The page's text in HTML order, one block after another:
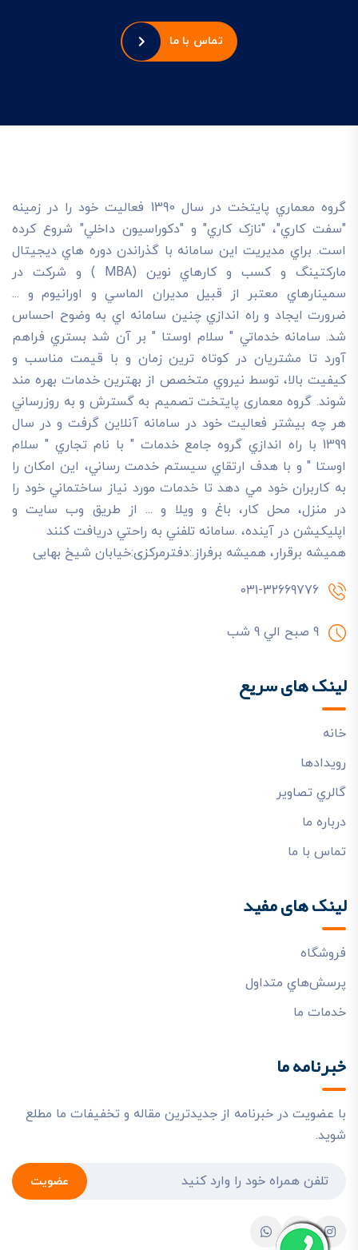
تماس با ما
گروه معماري پايتخت در سال 1390 فعاليت خود را در زمينه
"سفت کاري"، "نازک کاري" و "دکوراسيون داخلي" شروع کرده
است. براي مديريت اين سامانه با گذراندن دوره هاي ديجيتال
مارکتينگ و کسب و کارهاي نوين (MBA ) و شرکت در
سمينارهاي معتبر از قبيل مديران الماسي و اورانيوم و ...
ضرورت ايجاد و راه اندازي چنين سامانه اي به وضوح احساس
شد. سامانه خدماتي " سلام اوستا " بر آن شد بستري فراهم
آورد تا مشتريان در کوتاه ترين زمان و با قيمت مناسب و
کيفيت بالا، توسط نيروي متخصص از بهترين خدمات بهره مند
شوند. گروه معماری پایتخت تصميم به گسترش و به روزرساني
هر چه بيشتر فعاليت خود در سامانه آنلاين گرفت و در سال
1399 با راه اندازي گروه جامع خدمات " با نام تجاري " سلام
اوستا " و با هدف ارتقاي سيستم خدمت رساني، اين امکان را
به کاربران خود مي دهد تا خدمات مورد نياز ساختماني خود را
در منزل، محل کار، باغ و ويلا و ... از طريق وب سايت و
اپليکيشن در آينده، .سامانه تلفني به راحتي دريافت کنند
هميشه برقرار، هميشه برفراز.:دفترمرکزی:خیابان شیخ بهایی
031-32669776
9 صبح الي 9 شب
لینک های سریع
خانه
رويدادها
گالري تصاوير
درباره ما
تماس با ما
لینک های مفید
فروشگاه
پرسش‌هاي متداول
خدمات ما
خبرنامه ما
با عضویت در خبرنامه از جدیدترین مقاله و تخفیفات ما مطلع
شوید.
عضویت